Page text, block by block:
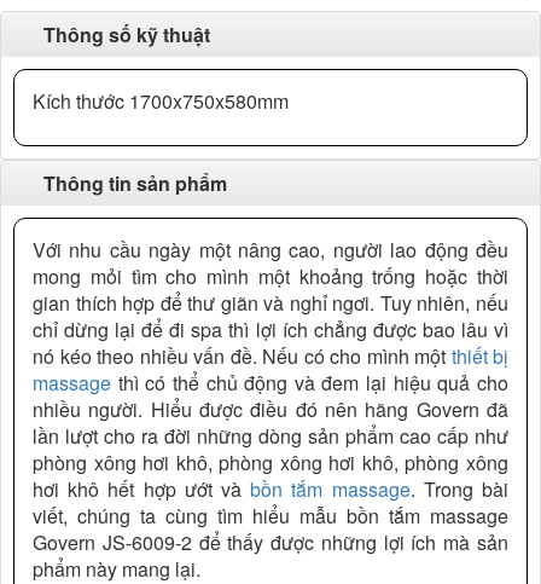
Thông số kỹ thuật
Kích thước 1700x750x580mm
Thông tin sản phẩm
Với nhu cầu ngày một nâng cao, người lao động đều
mong mỏi tìm cho mình một khoảng trống hoặc thời
gian thích hợp để thư giãn và nghỉ ngơi. Tuy nhiên, nếu
chỉ dừng lại để đi spa thì lợi ích chẳng được bao lâu vì
nó kéo theo nhiều vấn đề. Nếu có cho mình một thiết bị
massage thì có thể chủ động và đem lại hiệu quả cho
nhiều người. Hiểu được điều đó nên hãng Govern đã
lần lượt cho ra đời những dòng sản phẩm cao cấp như
phòng xông hơi khô, phòng xông hơi khô, phòng xông
hơi khô hết hợp ướt vàbồn tắm massage. Trong bài
viết, chúng ta cùng tìm hiểu mẫu bồn tắm massage
Govern JS-6009-2 để thấy được những lợi ích mà sản
phẩm này mang lại.